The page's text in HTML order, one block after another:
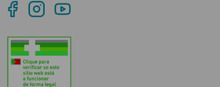
Corpo
Lábios
Solares Bebé e